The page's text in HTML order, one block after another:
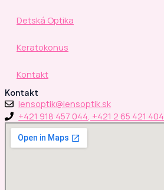
Detská Optika
Keratokonus
Kontakt
Kontakt
lensoptik@lensoptik.sk
+421 918 457 044, +421 2 65 421 404